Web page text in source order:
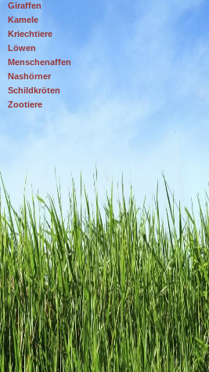
Giraffen
Kamele
Kriechtiere
Löwen
Menschenaffen
Nashörner
Schildkröten
Zootiere